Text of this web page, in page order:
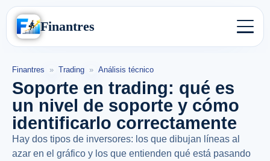
Finantres
Finantres » Trading » Análisis técnico
Soporte en trading: qué es
un nivel de soporte y cómo
identificarlo correctamente
Hay dos tipos de inversores: los que dibujan líneas al
azar en el gráfico y los que entienden qué está pasando